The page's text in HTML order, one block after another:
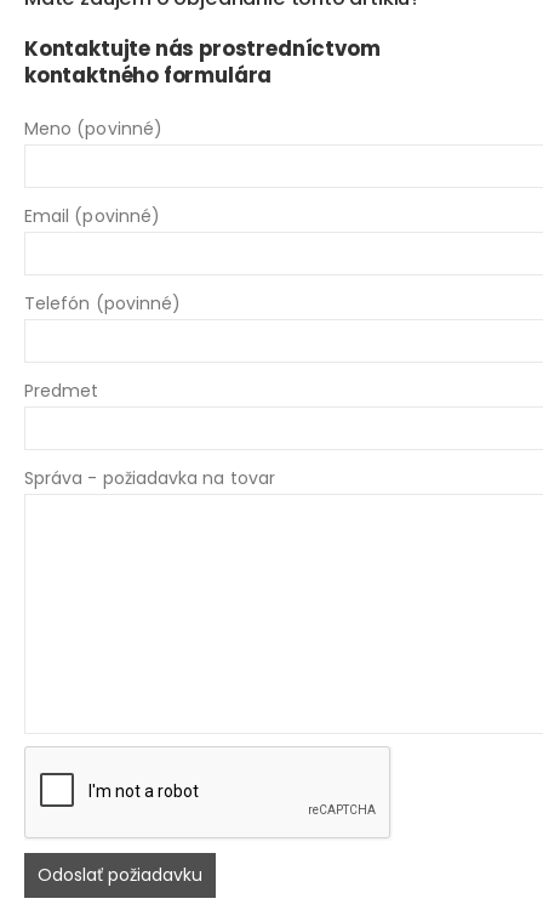
Kontaktujte nás prostredníctvom
kontaktného formulára
Meno (povinné)
Email (povinné)
Telefón (povinné)
Predmet
Správa - požiadavka na tovar